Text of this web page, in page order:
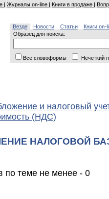
| Журналы on-line | Книги в продаже |
Везде Новости Статьи
Книги on-
Образец для поиска:
Все словоформы Нечеткий
и налоговый
(НДС)
НАЛОГОВОЙ
по теме не менее - 0